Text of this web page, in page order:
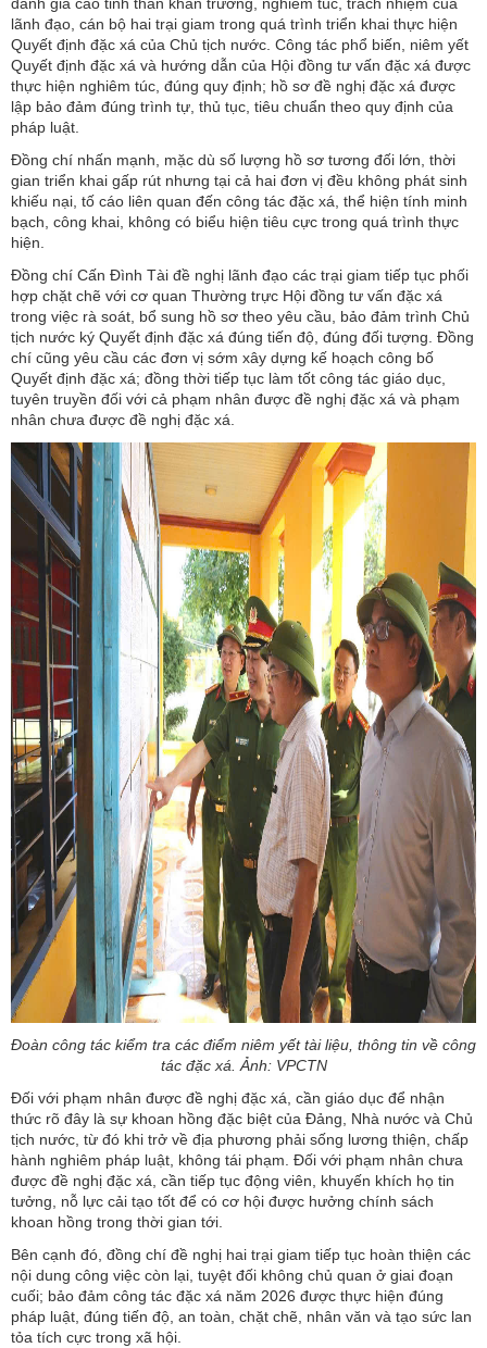
đánh giá cao tinh thần khẩn trương, nghiêm túc, trách nhiệm của
lãnh đạo, cán bộ hai trại giam trong quá trình triển khai thực hiện
Quyết định đặc xá của Chủ tịch nước. Công tác phổ biến, niêm yết
Quyết định đặc xá và hướng dẫn của Hội đồng tư vấn đặc xá được
thực hiện nghiêm túc, đúng quy định; hồ sơ đề nghị đặc xá được
lập bảo đảm đúng trình tự, thủ tục, tiêu chuẩn theo quy định của
pháp luật.
Đồng chí nhấn mạnh, mặc dù số lượng hồ sơ tương đối lớn, thời
gian triển khai gấp rút nhưng tại cả hai đơn vị đều không phát sinh
khiếu nại, tố cáo liên quan đến công tác đặc xá, thể hiện tính minh
bạch, công khai, không có biểu hiện tiêu cực trong quá trình thực
hiện.
Đồng chí Cấn Đình Tài đề nghị lãnh đạo các trại giam tiếp tục phối
hợp chặt chẽ với cơ quan Thường trực Hội đồng tư vấn đặc xá
trong việc rà soát, bổ sung hồ sơ theo yêu cầu, bảo đảm trình Chủ
tịch nước ký Quyết định đặc xá đúng tiến độ, đúng đối tượng. Đồng
chí cũng yêu cầu các đơn vị sớm xây dựng kế hoạch công bố
Quyết định đặc xá; đồng thời tiếp tục làm tốt công tác giáo dục,
tuyên truyền đối với cả phạm nhân được đề nghị đặc xá và phạm
nhân chưa được đề nghị đặc xá.
Đoàn công tác kiểm tra các điểm niêm yết tài liệu, thông tin về công
tác đặc xá. Ảnh: VPCTN
Đối với phạm nhân được đề nghị đặc xá, cần giáo dục để nhận
thức rõ đây là sự khoan hồng đặc biệt của Đảng, Nhà nước và Chủ
tịch nước, từ đó khi trở về địa phương phải sống lương thiện, chấp
hành nghiêm pháp luật, không tái phạm. Đối với phạm nhân chưa
được đề nghị đặc xá, cần tiếp tục động viên, khuyến khích họ tin
tưởng, nỗ lực cải tạo tốt để có cơ hội được hưởng chính sách
khoan hồng trong thời gian tới.
Bên cạnh đó, đồng chí đề nghị hai trại giam tiếp tục hoàn thiện các
nội dung công việc còn lại, tuyệt đối không chủ quan ở giai đoạn
cuối; bảo đảm công tác đặc xá năm 2026 được thực hiện đúng
pháp luật, đúng tiến độ, an toàn, chặt chẽ, nhân văn và tạo sức lan
tỏa tích cực trong xã hội.